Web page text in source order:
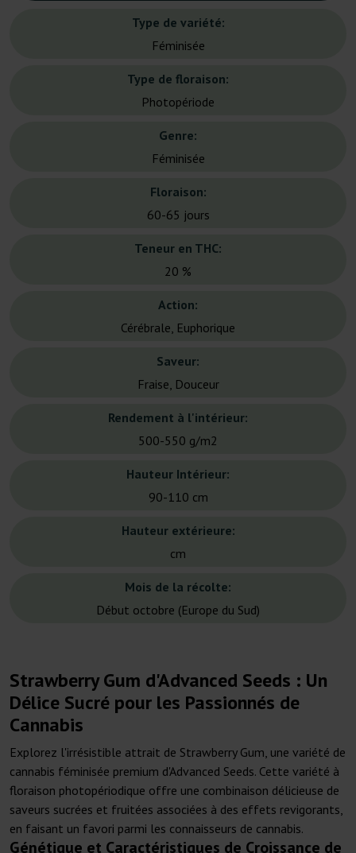
Type de variété:
Féminisée
Type de floraison:
Photopériode
Genre:
Féminisée
Floraison:
60-65 jours
Teneur en THC:
20 %
Action:
Cérébrale, Euphorique
Saveur:
Fraise, Douceur
Rendement à l'intérieur:
500-550 g/m2
Hauteur Intérieur:
90-110 cm
Hauteur extérieure:
cm
Mois de la récolte:
Début octobre (Europe du Sud)
Strawberry Gum d'Advanced Seeds : Un
Délice Sucré pour les Passionnés de
Cannabis
Explorez l'irrésistible attrait de Strawberry Gum, une variété de
cannabis féminisée premium d'Advanced Seeds. Cette variété à
floraison photopériodique offre une combinaison délicieuse de
saveurs sucrées et fruitées associées à des effets revigorants,
en faisant un favori parmi les connaisseurs de cannabis.
Génétique et Caractéristiques de Croissance de